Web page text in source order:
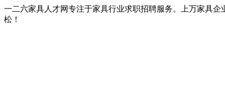
一二六家具人才网专注于家具行业求职招聘服务。上万家具
松！